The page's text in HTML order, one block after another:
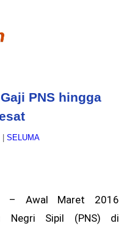
PNS hingga
SELUMA
– Awal Maret 2016
Negri Sipil (PNS) di